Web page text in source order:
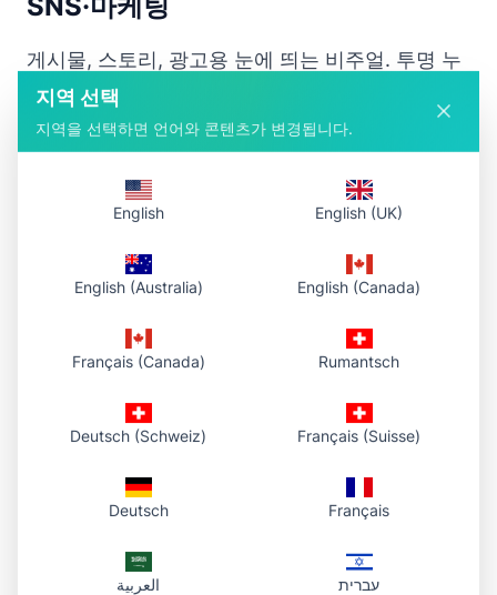
게시물, 스토리, 광고용 눈에 띄는 비주얼. 투명 누
끼로 어떤 템플릿에도 맞출 수 있습니다.
도구 특징
한 번에 제거– 피사체 자동 감지, 깔끔한 테두리
투명 PNG 출력
– 어떤 디자인·플랫폼에도 사용
가능
개인정보 보호
– 브라우저에서만 처리, 이미지
저장 안 함
모든 기기– PC, 태블릿, 휴대폰
자주 묻는 질문
지역 선택
지역을 선택하면 언어와 콘텐츠가 변경됩니다.
English English (UK)
English (Australia) English (Canada)
Français (Canada) Rumantsch
Deutsch (Schweiz) Français (Suisse)
Deutsch Français
العربية עברית